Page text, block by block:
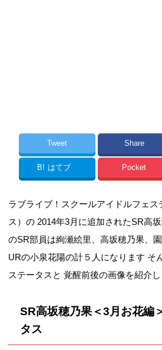
Tweet Share
B! はてブ Pocket
ラブライブ！スクールアイドルフェス
ス）の 2014年3月に追加されたSR高
のSR部員は絢瀬絵里、高坂穂乃果、
URの小泉花陽の計５人になります そ
ステータスと 覚醒前後の画像を紹介し
SR高坂穂乃果＜3月お花編
タス